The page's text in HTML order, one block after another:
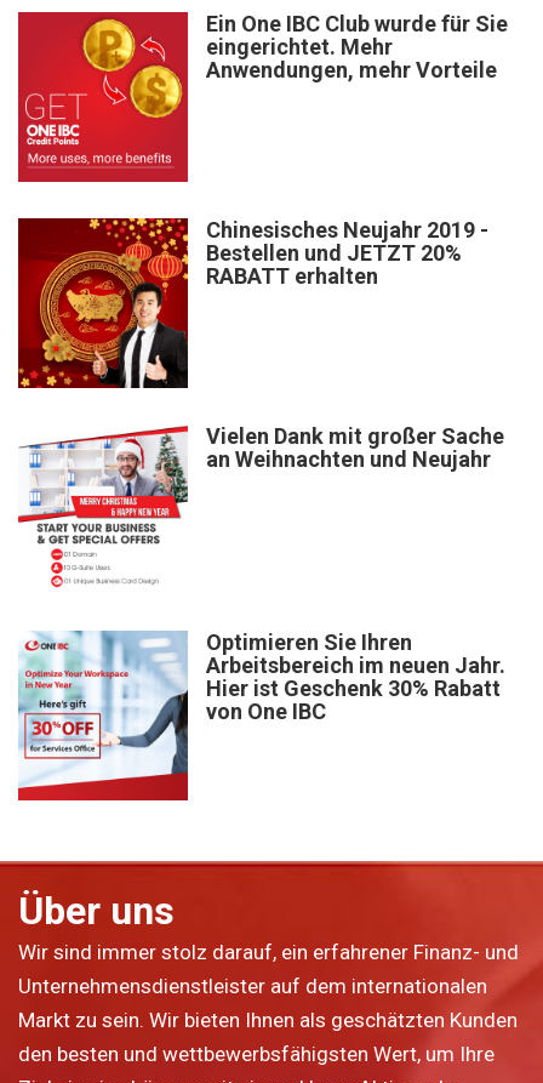
Ein One IBC Club wurde für Sie
eingerichtet. Mehr
Anwendungen, mehr Vorteile
Chinesisches Neujahr 2019 -
Bestellen und JETZT 20%
RABATT erhalten
Vielen Dank mit großer Sache
an Weihnachten und Neujahr
Optimieren Sie Ihren
Arbeitsbereich im neuen Jahr.
Hier ist Geschenk 30% Rabatt
von One IBC
Über uns
Wir sind immer stolz darauf, ein erfahrener Finanz- und
Unternehmensdienstleister auf dem internationalen
Markt zu sein. Wir bieten Ihnen als geschätzten Kunden
den besten und wettbewerbsfähigsten Wert, um Ihre